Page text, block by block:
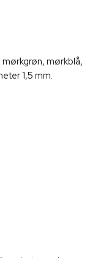
mørkblå,
1,5 mm.